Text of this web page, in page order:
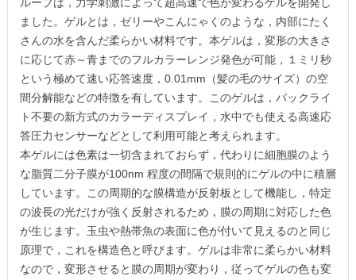
ました。ゲルとは，ゼリーやこんにゃくのような，内部にたく
さんの水を含んだ柔らかい材料です。本ゲルは，変形の大きさ
に応じて赤～青までのフルカラーレンジ発色が可能，１ミリ秒
という極めて速い応答速度，0.01mm（髪の毛のサイズ）の空
間分解能などの特徴を有しています。このゲルは，バックライ
ト不要の新方式のカラーディスプレイ，水中でも使える高速応
答圧力センサーなどとして利用可能と考えられます。
本ゲルには色素は一切含まれておらず，代わりに細胞膜のよう
な脂質二分子膜が100nm 程度の間隔で規則的にゲルの中に積層
しています。この周期的な膜構造が反射板として機能し，特定
の波長の光だけが強く反射されるため，膜の周期に対応した色
が生じます。玉虫や熱帯魚の表面に色が付いて見えるのと同じ
原理で，これを構造色と呼びます。ゲルは非常に柔らかい材料
なので，変形させると膜の周期が変わり，従ってゲルの色も変